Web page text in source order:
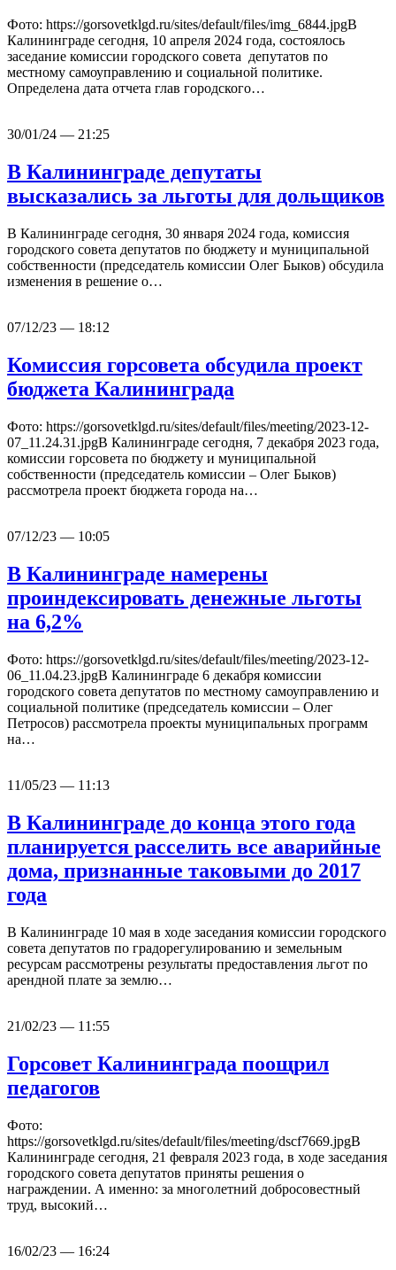
Фото: https://gorsovetklgd.ru/sites/default/files/img_6844.jpgВ
Калининграде сегодня, 10 апреля 2024 года, состоялось
заседание комиссии городского совета депутатов по
местному самоуправлению и социальной политике.
Определена дата отчета глав городского…
30/01/24 — 21:25
В Калининграде депутаты
высказались за льготы для дольщиков
В Калининграде сегодня, 30 января 2024 года, комиссия
городского совета депутатов по бюджету и муниципальной
собственности (председатель комиссии Олег Быков) обсудила
изменения в решение о…
07/12/23 — 18:12
Комиссия горсовета обсудила проект
бюджета Калининграда
Фото: https://gorsovetklgd.ru/sites/default/files/meeting/2023-12-
07_11.24.31.jpgВ Калининграде сегодня, 7 декабря 2023 года,
комиссии горсовета по бюджету и муниципальной
собственности (председатель комиссии – Олег Быков)
рассмотрела проект бюджета города на…
07/12/23 — 10:05
В Калининграде намерены
проиндексировать денежные льготы
на 6,2%
Фото: https://gorsovetklgd.ru/sites/default/files/meeting/2023-12-
06_11.04.23.jpgВ Калининграде 6 декабря комиссии
городского совета депутатов по местному самоуправлению и
социальной политике (председатель комиссии – Олег
Петросов) рассмотрела проекты муниципальных программ
на…
11/05/23 — 11:13
В Калининграде до конца этого года
планируется расселить все аварийные
дома, признанные таковыми до 2017
года
В Калининграде 10 мая в ходе заседания комиссии городского
совета депутатов по градорегулированию и земельным
ресурсам рассмотрены результаты предоставления льгот по
арендной плате за землю…
21/02/23 — 11:55
Горсовет Калининграда поощрил
педагогов
Фото:
https://gorsovetklgd.ru/sites/default/files/meeting/dscf7669.jpgВ
Калининграде сегодня, 21 февраля 2023 года, в ходе заседания
городского совета депутатов приняты решения о
награждении. А именно: за многолетний добросовестный
труд, высокий…
16/02/23 — 16:24